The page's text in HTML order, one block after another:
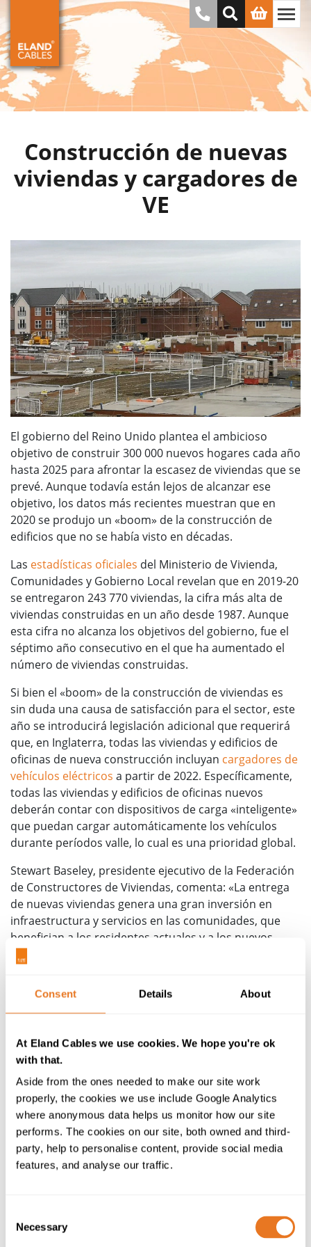
Consent Details About
At Eland Cables we use cookies. We hope you're ok
with that.
Aside from the ones needed to make our site work
properly, the cookies we use include Google Analytics
where anonymous data helps us monitor how our site
performs. The cookies on our site, both owned and third-
party, help to personalise content, provide social media
features, and analyse our traffic.
Selection
Necessary
Construcción de nuevas
viviendas y cargadores de
VE
El gobierno del Reino Unido plantea el ambicioso
objetivo de construir 300 000 nuevos hogares cada año
hasta 2025 para afrontar la escasez de viviendas que se
prevé. Aunque todavía están lejos de alcanzar ese
objetivo, los datos más recientes muestran que en
2020 se produjo un «boom» de la construcción de
edificios que no se había visto en décadas.
Las estadísticas oficiales del Ministerio de Vivienda,
Comunidades y Gobierno Local revelan que en 2019-20
se entregaron 243 770 viviendas, la cifra más alta de
viviendas construidas en un año desde 1987. Aunque
esta cifra no alcanza los objetivos del gobierno, fue el
séptimo año consecutivo en el que ha aumentado el
número de viviendas construidas.
Si bien el «boom» de la construcción de viviendas es
sin duda una causa de satisfacción para el sector, este
año se introducirá legislación adicional que requerirá
que, en Inglaterra, todas las viviendas y edificios de
oficinas de nueva construcción incluyan cargadores de
vehículos eléctricos a partir de 2022. Específicamente,
todas las viviendas y edificios de oficinas nuevos
deberán contar con dispositivos de carga «inteligente»
que puedan cargar automáticamente los vehículos
durante períodos valle, lo cual es una prioridad global.
Stewart Baseley, presidente ejecutivo de la Federación
de Constructores de Viviendas, comenta: «La entrega
de nuevas viviendas genera una gran inversión en
infraestructura y servicios en las comunidades, que
benefician a los residentes actuales y a los nuevos.
Pensando en el futuro, construir viviendas de más
papel importante en apoyar la economía a medida que
el país se recupere del impacto del coronavirus».
Desde 2010, se han construido más de 1,8 millones de
viviendas en Inglaterra, a las que el gobierno ha
destinado 3900 millones GBP a través del Fondo de
Infraestructura de Vivienda. En el último análisis de
gastos, el gobierno anunció una inversión adicional de
20 000 millones GBP en vivienda, que incluye
7100 millones GBP para elFondo Nacional de
Construcción de Viviendas. El gobierno afirma que el
fondo desbloqueará 860 000 viviendas nuevas. El
de planificación. En total, el Ministerio de Vivienda,
Comunidades y Gobiernos Locales recibirá casi 10 000